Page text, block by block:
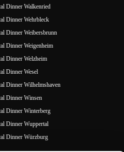
Dinner Walkenried
Dinner Wehrbleck
Dinner Weibersbrunn
Dinner Weigenheim
Dinner Welzheim
Dinner Wesel
Dinner Wilhelmshaven
Dinner Winsen
Dinner Winterberg
Dinner Wuppertal
Dinner Würzburg